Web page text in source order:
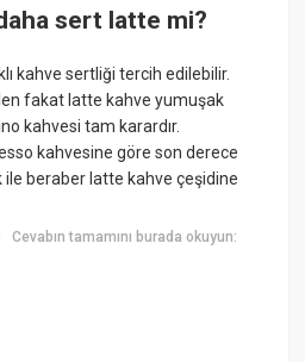
sert latte mi?
kahve sertliği tercih edilebilir.
fakat latte kahve yumuşak
kahvesi tam karardır.
kahvesine göre son derece
beraber latte kahve çeşidine
Cevabın tamamını burada okuyun: